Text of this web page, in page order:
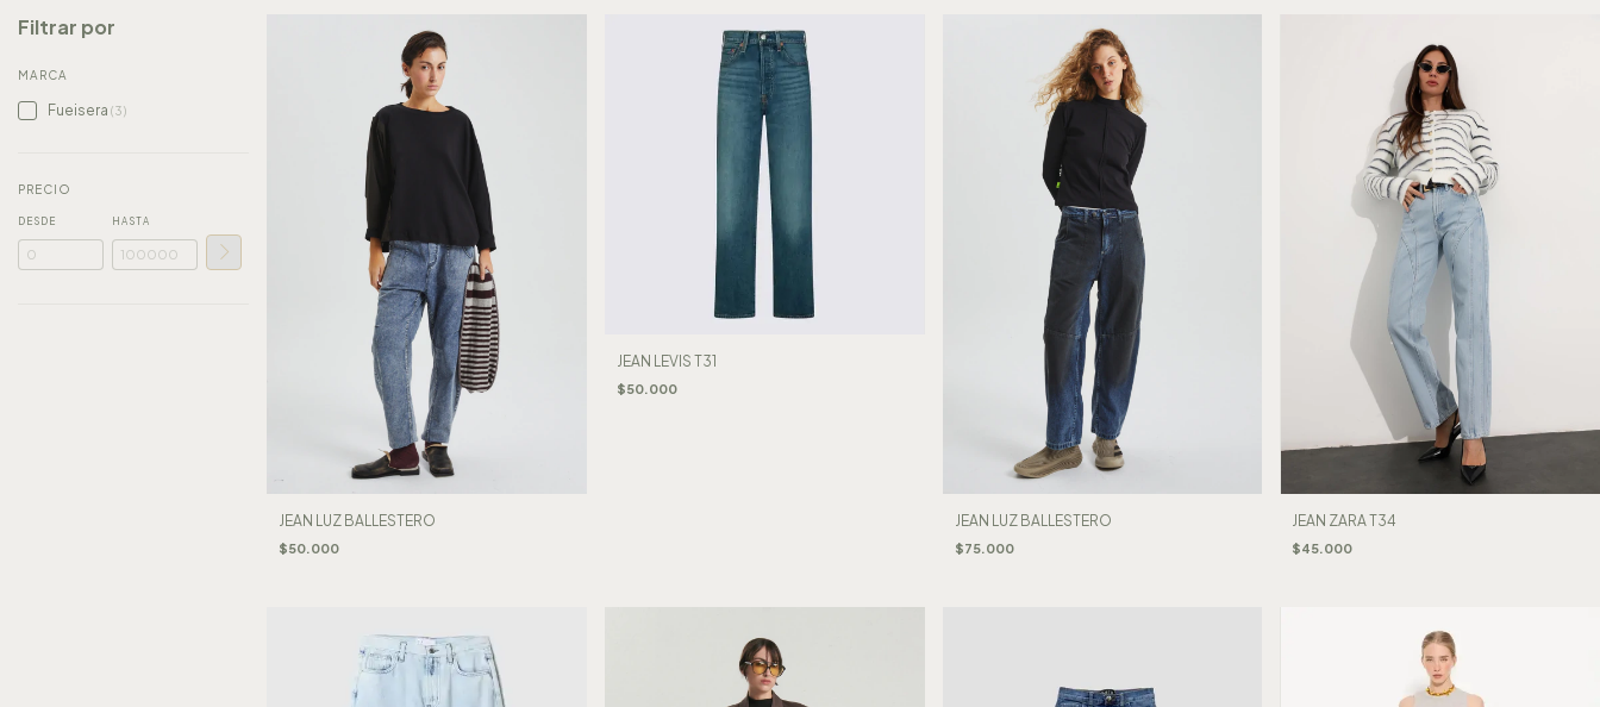
Filtrar por
MARCA
Fueisera (3)
PRECIO
DESDE HASTA
JEAN LUZ BALLESTERO
$50.000
JEAN LEVIS T31
$50.000
JEAN LUZ BALLESTERO
$75.000
JEAN ZARA T34
$45.000